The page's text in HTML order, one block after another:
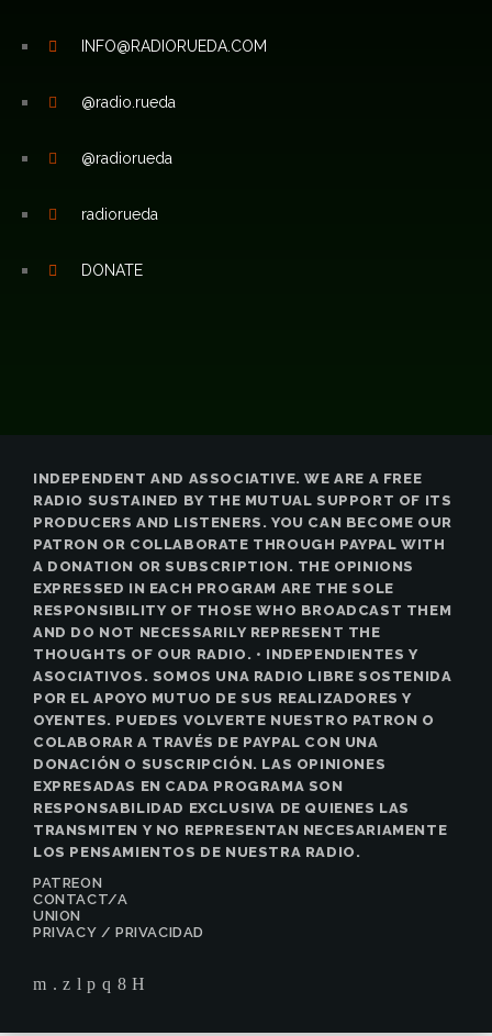
INFO@RADIORUEDA.COM
@radio.rueda
@radiorueda
radiorueda
DONATE
INDEPENDENT AND ASSOCIATIVE. WE ARE A FREE
RADIO SUSTAINED BY THE MUTUAL SUPPORT OF ITS
PRODUCERS AND LISTENERS. YOU CAN BECOME OUR
PATRON OR COLLABORATE THROUGH PAYPAL WITH
A DONATION OR SUBSCRIPTION. THE OPINIONS
EXPRESSED IN EACH PROGRAM ARE THE SOLE
RESPONSIBILITY OF THOSE WHO BROADCAST THEM
AND DO NOT NECESSARILY REPRESENT THE
THOUGHTS OF OUR RADIO. • INDEPENDIENTES Y
ASOCIATIVOS. SOMOS UNA RADIO LIBRE SOSTENIDA
POR EL APOYO MUTUO DE SUS REALIZADORES Y
OYENTES. PUEDES VOLVERTE NUESTRO PATRON O
COLABORAR A TRAVÉS DE PAYPAL CON UNA
DONACIÓN O SUSCRIPCIÓN. LAS OPINIONES
EXPRESADAS EN CADA PROGRAMA SON
RESPONSABILIDAD EXCLUSIVA DE QUIENES LAS
TRANSMITEN Y NO REPRESENTAN NECESARIAMENTE
LOS PENSAMIENTOS DE NUESTRA RADIO.
PATREON
CONTACT/A
UNION
PRIVACY / PRIVACIDAD